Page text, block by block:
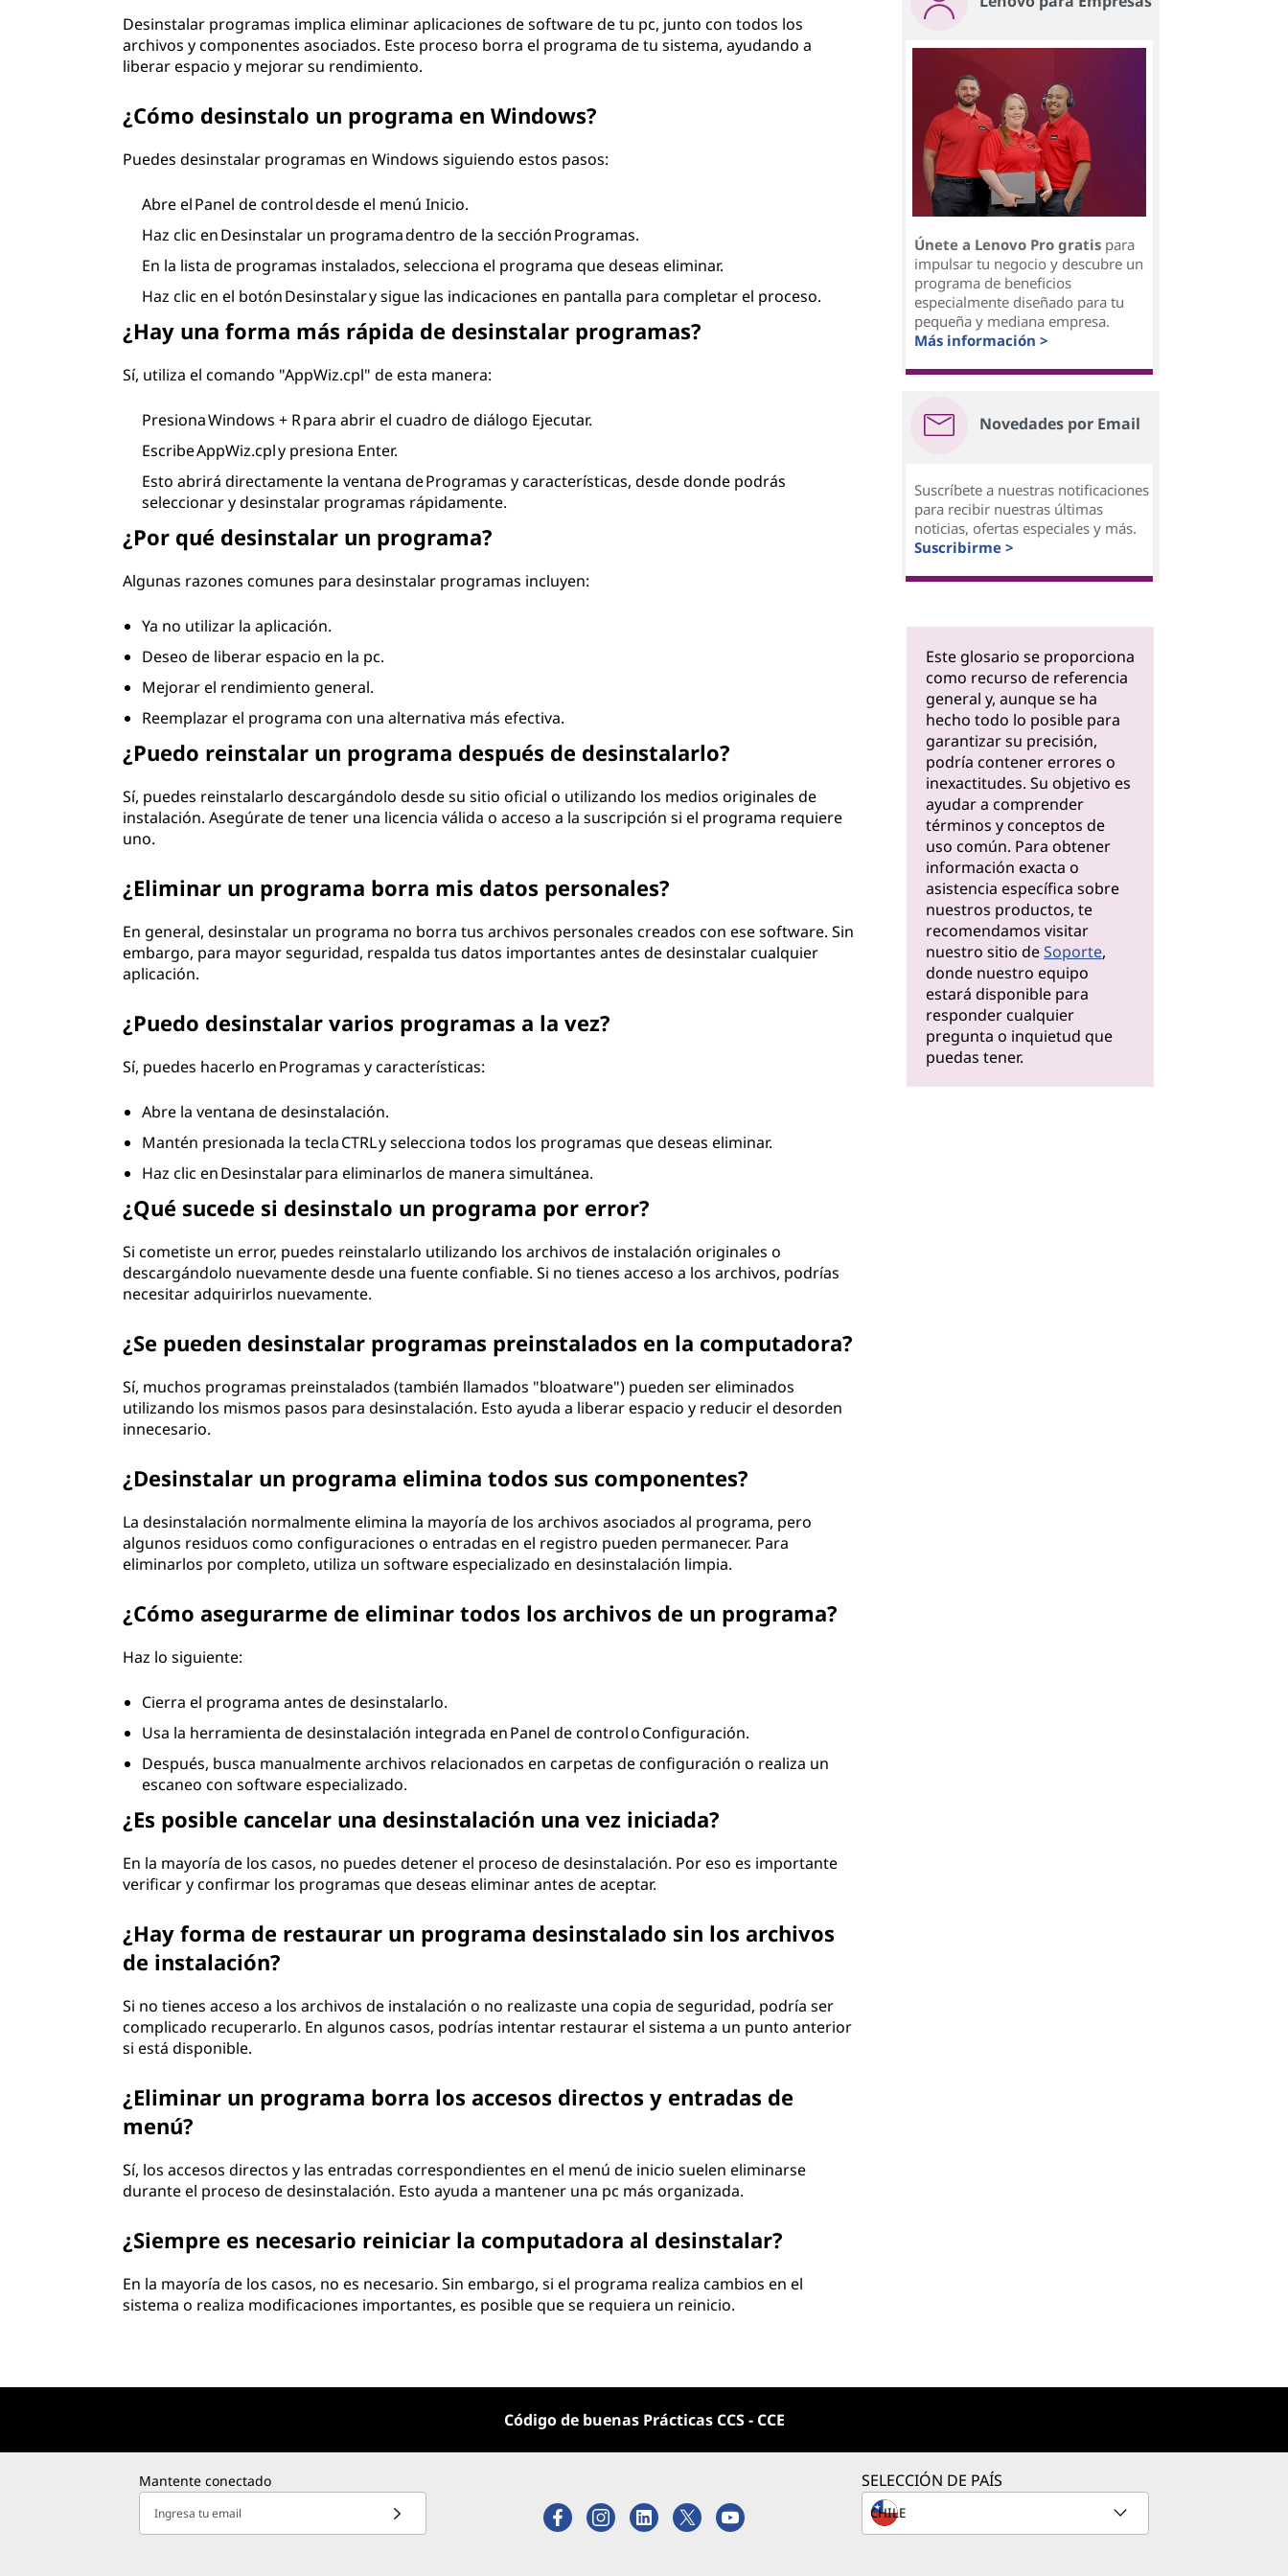
Desinstalar programas implica eliminar aplicaciones de software de tu pc, junto con todos los
archivos y componentes asociados. Este proceso borra el programa de tu sistema, ayudando a
liberar espacio y mejorar su rendimiento.
¿Cómo desinstalo un programa en Windows?
Puedes desinstalar programas en Windows siguiendo estos pasos:
Abre el Panel de control desde el menú Inicio.
Haz clic en Desinstalar un programa dentro de la sección Programas.
En la lista de programas instalados, selecciona el programa que deseas eliminar.
Haz clic en el botón Desinstalar y sigue las indicaciones en pantalla para completar el proceso.
¿Hay una forma más rápida de desinstalar programas?
Sí, utiliza el comando "AppWiz.cpl" de esta manera:
Presiona Windows + R para abrir el cuadro de diálogo Ejecutar.
Escribe AppWiz.cpl y presiona Enter.
Esto abrirá directamente la ventana de Programas y características, desde donde podrás
seleccionar y desinstalar programas rápidamente.
¿Por qué desinstalar un programa?
Algunas razones comunes para desinstalar programas incluyen:
Ya no utilizar la aplicación.
Deseo de liberar espacio en la pc.
Mejorar el rendimiento general.
Reemplazar el programa con una alternativa más efectiva.
¿Puedo reinstalar un programa después de desinstalarlo?
Sí, puedes reinstalarlo descargándolo desde su sitio oficial o utilizando los medios originales de
instalación. Asegúrate de tener una licencia válida o acceso a la suscripción si el programa requiere
uno.
¿Eliminar un programa borra mis datos personales?
En general, desinstalar un programa no borra tus archivos personales creados con ese software. Sin
embargo, para mayor seguridad, respalda tus datos importantes antes de desinstalar cualquier
aplicación.
¿Puedo desinstalar varios programas a la vez?
Sí, puedes hacerlo en Programas y características:
Abre la ventana de desinstalación.
Mantén presionada la tecla CTRL y selecciona todos los programas que deseas eliminar.
Haz clic en Desinstalar para eliminarlos de manera simultánea.
¿Qué sucede si desinstalo un programa por error?
Si cometiste un error, puedes reinstalarlo utilizando los archivos de instalación originales o
descargándolo nuevamente desde una fuente confiable. Si no tienes acceso a los archivos, podrías
necesitar adquirirlos nuevamente.
¿Se pueden desinstalar programas preinstalados en la computadora?
Sí, muchos programas preinstalados (también llamados "bloatware") pueden ser eliminados
utilizando los mismos pasos para desinstalación. Esto ayuda a liberar espacio y reducir el desorden
innecesario.
¿Desinstalar un programa elimina todos sus componentes?
La desinstalación normalmente elimina la mayoría de los archivos asociados al programa, pero
algunos residuos como configuraciones o entradas en el registro pueden permanecer. Para
eliminarlos por completo, utiliza un software especializado en desinstalación limpia.
¿Cómo asegurarme de eliminar todos los archivos de un programa?
Haz lo siguiente:
Cierra el programa antes de desinstalarlo.
Usa la herramienta de desinstalación integrada en Panel de control o Configuración.
Después, busca manualmente archivos relacionados en carpetas de configuración o realiza un
escaneo con software especializado.
¿Es posible cancelar una desinstalación una vez iniciada?
En la mayoría de los casos, no puedes detener el proceso de desinstalación. Por eso es importante
verificar y confirmar los programas que deseas eliminar antes de aceptar.
¿Hay forma de restaurar un programa desinstalado sin los archivos
de instalación?
Si no tienes acceso a los archivos de instalación o no realizaste una copia de seguridad, podría ser
complicado recuperarlo. En algunos casos, podrías intentar restaurar el sistema a un punto anterior
si está disponible.
¿Eliminar un programa borra los accesos directos y entradas de
menú?
Sí, los accesos directos y las entradas correspondientes en el menú de inicio suelen eliminarse
durante el proceso de desinstalación. Esto ayuda a mantener una pc más organizada.
¿Siempre es necesario reiniciar la computadora al desinstalar?
En la mayoría de los casos, no es necesario. Sin embargo, si el programa realiza cambios en el
sistema o realiza modificaciones importantes, es posible que se requiera un reinicio.
Únete a Lenovo Pro gratispara
impulsar tu negocio y descubre un
programa de beneficios
especialmente diseñado para tu
pequeña y mediana empresa.
Más información >
Novedades por Email
Suscríbete a nuestras notificaciones
para recibir nuestras últimas
noticias, ofertas especiales y más.
Suscribirme >
Este glosario se proporciona
como recurso de referencia
general y, aunque se ha
hecho todo lo posible para
garantizar su precisión,
podría contener errores o
inexactitudes. Su objetivo es
ayudar a comprender
términos y conceptos de
uso común. Para obtener
información exacta o
asistencia específica sobre
nuestros productos, te
recomendamos visitar
nuestro sitio deSoporte,
donde nuestro equipo
estará disponible para
responder cualquier
pregunta o inquietud que
puedas tener.
Código de buenas Prácticas CCS - CCE
Mantente conectado
Ingresa tu email
SELECCIÓN DE PAÍS